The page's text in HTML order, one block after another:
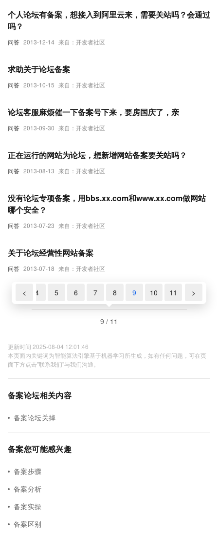
问答 2013-12-14 来自：开发者社区
个人论坛有备案，想接入到阿里云来，需要关站吗？会通过
吗？
问答 2013-10-15 来自：开发者社区
求助关于论坛备案
问答 2013-09-30 来自：开发者社区
论坛客服麻烦催一下备案号下来，要房国庆了，亲
问答 2013-08-13 来自：开发者社区
正在运行的网站为论坛，想新增网站备案要关站吗？
问答 2013-07-23 来自：开发者社区
没有论坛专项备案，用bbs.xx.com和www.xx.com做网站
哪个安全？
问答 2013-07-18 来自：开发者社区
关于论坛经营性网站备案
< 4 5 6 7 8 9 10 11 >
9 / 11
更新时间 2025-08-04 12:01:46
本页面内关键词为智能算法引擎基于机器学习所生成，如有任何问题，可在页
面下方点击"联系我们"与我们沟通。
备案论坛相关内容
备案论坛关掉
备案您可能感兴趣
备案步骤
备案分析
备案实操
备案区别